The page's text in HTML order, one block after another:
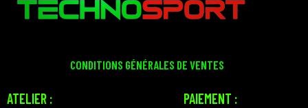
CONDITIONS GÉNÉRALES DE VENTES
ATELIER : PAIEMENT :